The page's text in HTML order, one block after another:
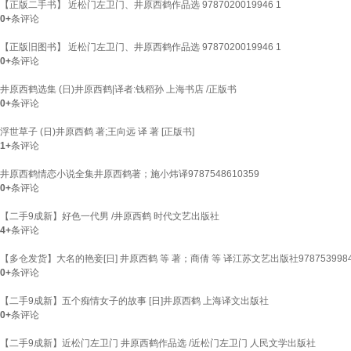
【正版二手书】 近松门左卫门、井原西鹤作品选 9787020019946 1
0+条评论
【正版旧图书】 近松门左卫门、井原西鹤作品选 9787020019946 1
0+条评论
井原西鹤选集 (日)井原西鹤|译者:钱稻孙 上海书店 /正版书
0+条评论
浮世草子 (日)井原西鹤 著;王向远 译 著 [正版书]
1+条评论
井原西鹤情恋小说全集井原西鹤著；施小炜译9787548610359
0+条评论
【二手9成新】好色一代男 /井原西鹤 时代文艺出版社
4+条评论
【多仓发货】大名的艳妾[日] 井原西鹤 等 著；商倩 等 译江苏文艺出版社
0+条评论
【二手9成新】五个痴情女子的故事 [日]井原西鹤 上海译文出版社
0+条评论
【二手9成新】近松门左卫门 井原西鹤作品选 /近松门左卫门 人民文学出版社